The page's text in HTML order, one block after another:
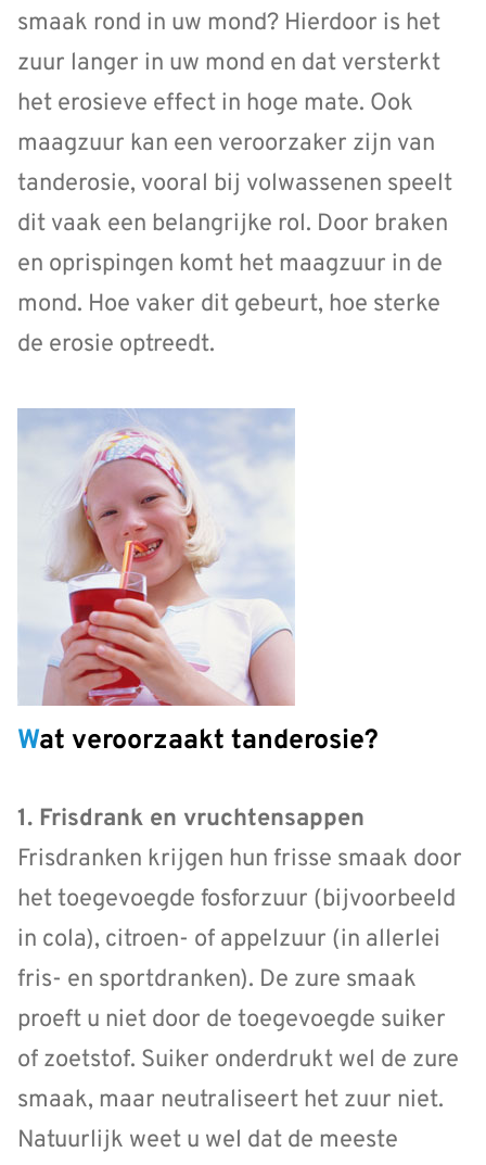
smaak rond in uw mond? Hierdoor is het
zuur langer in uw mond en dat versterkt
het erosieve effect in hoge mate. Ook
maagzuur kan een veroorzaker zijn van
tanderosie, vooral bij volwassenen speelt
dit vaak een belangrijke rol. Door braken
en oprispingen komt het maagzuur in de
mond. Hoe vaker dit gebeurt, hoe sterke
de erosie optreedt.
Wat veroorzaakt tanderosie?
1. Frisdrank en vruchtensappen
Frisdranken krijgen hun frisse smaak door
het toegevoegde fosforzuur (bijvoorbeeld
in cola), citroen- of appelzuur (in allerlei
fris- en sportdranken). De zure smaak
proeft u niet door de toegevoegde suiker
of zoetstof. Suiker onderdrukt wel de zure
smaak, maar neutraliseert het zuur niet.
Natuurlijk weet u wel dat de meeste